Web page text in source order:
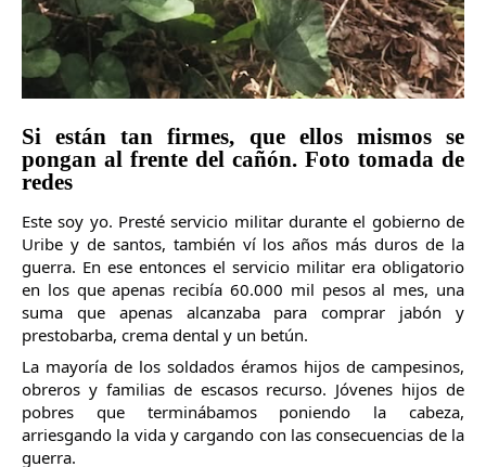
Si están tan firmes, que ellos mismos se
pongan al frente del cañón. Foto tomada de
redes
Este soy yo. Presté servicio militar durante el gobierno de
Uribe y de santos, también ví los años más duros de la
guerra. En ese entonces el servicio militar era obligatorio
en los que apenas recibía 60.000 mil pesos al mes, una
suma que apenas alcanzaba para comprar jabón y
prestobarba, crema dental y un betún.
La mayoría de los soldados éramos hijos de campesinos,
obreros y familias de escasos recurso. Jóvenes hijos de
pobres que terminábamos poniendo la cabeza,
arriesgando la vida y cargando con las consecuencias de la
guerra.